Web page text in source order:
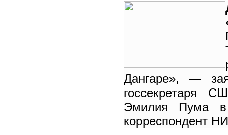
Дангаре», —
госсекретаря
Эмилия Пума в
корреспондент